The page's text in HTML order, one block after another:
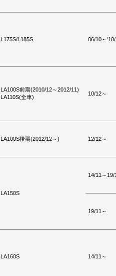
L175S/L185S 06/10～
LA100S前期(2010/12～2012/11)
LA110S(全車)
10/12～
LA100S後期(2012/12～) 12/12～
LA150S
14/11～19/
19/11～
LA160S 14/11～